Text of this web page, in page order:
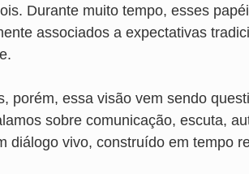
Durante muito tempo, esses
associados a expectativas
porém, essa visão vem sendo
sobre comunicação, escuta,
diálogo vivo, construído em tempo